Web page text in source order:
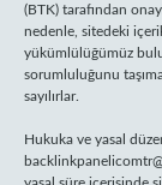
(BTK) tarafından
nedenle, sitedeki
yükümlülüğümüz
sorumluluğunu
sayılırlar.
Hukuka ve yasal